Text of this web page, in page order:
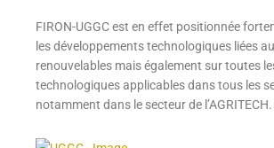
FIRON-UGGC est en effet positionnée
les développements technologiques liées
renouvelables mais également sur toutes
technologiques applicables dans tous les
notamment dans le secteur de